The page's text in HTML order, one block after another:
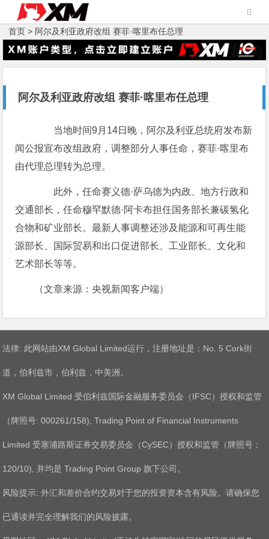
首页 > 阿尔及利亚政府改组 赛菲·喀里布任总理
阿尔及利亚政府改组 赛菲·喀里布任总理
当地时间9月14日晚，阿尔及利亚总统府发布新
闻公报宣布改组政府，调整部分人事任命，赛菲·喀里布
由代理总理转为总理。
此外，任命赛义德·萨乌德为内政、地方行政和
交通部长，任命穆罕默德·阿卡布担任国务部长兼碳氢化
合物和矿业部长。最新人事调整还涉及能源和可再生能
源部长、国际贸易和出口促进部长、工业部长、文化和
艺术部长等等。
（文章来源：央视新闻客户端）
法律: 此网站由XM Global Limited运行，注册地址是：No. 5 Cork街
道，伯利兹市，伯利兹，中美洲。
XM Global Limited 受伯利兹国际金融服务委员会（IFSC）授权和监管
（牌照号: 000261/158), Trading Point of Financial Instruments
Limited 受塞浦路斯证券交易委员会（CySEC）授权和监管（牌照号：
120/10), 并均是 Trading Point Group 旗下公司。
风险提示: 外汇和差价合约交易对于您的投资资本含有风险。请确保您
已通读并完全理解我们的风险披露。